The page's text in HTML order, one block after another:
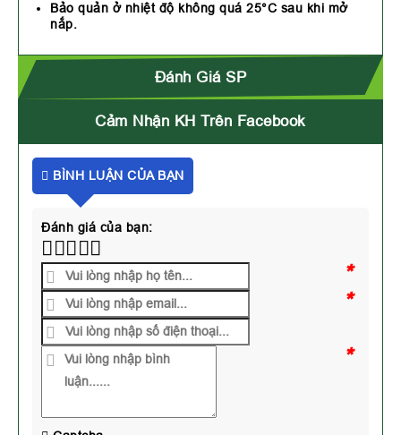
Bảo quản ở nhiệt độ không quá 25°C sau khi mở
nắp.
Đánh Giá SP
Cảm Nhận KH Trên Facebook
BÌNH LUẬN CỦA BẠN
Đánh giá của bạn:
*
*
*